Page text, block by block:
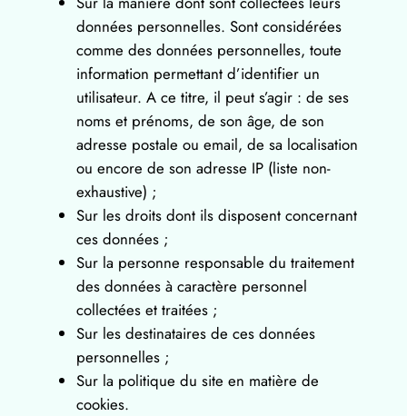
données personnelles. Sont considérées
comme des données personnelles, toute
information permettant d’identifier un
utilisateur. A ce titre, il peut s’agir : de ses
noms et prénoms, de son âge, de son
adresse postale ou email, de sa localisation
ou encore de son adresse IP (liste non-
exhaustive) ;
Sur les droits dont ils disposent concernant
ces données ;
Sur la personne responsable du traitement
des données à caractère personnel
collectées et traitées ;
Sur les destinataires de ces données
personnelles ;
Sur la politique du site en matière de
cookies.